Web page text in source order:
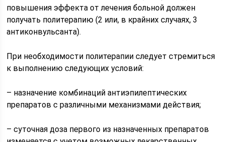
повышения эффекта от лечения больной должен
получать политерапию (2 или, в крайних случаях, 3
антиконвульсанта).
При необходимости политерапии следует стремиться
к выполнению следующих условий:
– назначение комбинаций антиэпилептических
препаратов с различными механизмами действия;
– суточная доза первого из назначенных препаратов